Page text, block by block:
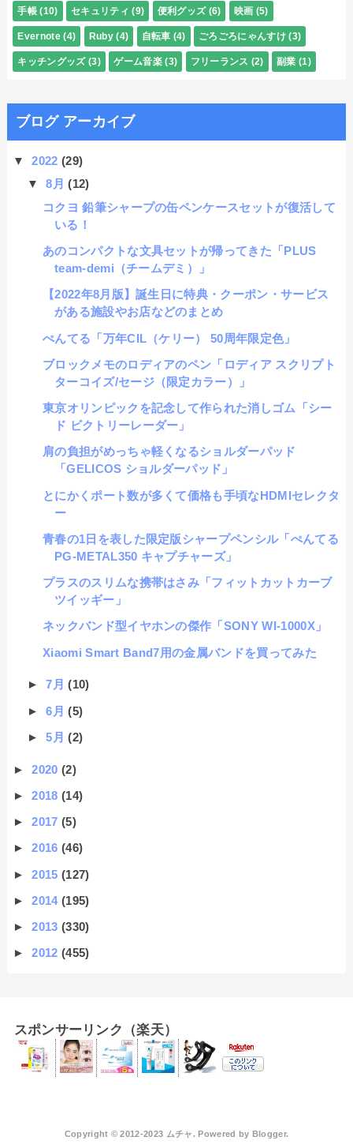
手帳 (10) セキュリティ (9) 便利グッズ (6) 映画 (5)
Evernote (4) Ruby (4) 自転車 (4) ごろごろにゃんすけ (3)
キッチングッズ (3) ゲーム音楽 (3) フリーランス (2) 副業 (1)
ブログ アーカイブ
▼2022(29)
▼8月(12)
コクヨ 鉛筆シャープの缶ペンケースセットが復活して
いる！
あのコンパクトな文具セットが帰ってきた「PLUS
team-demi（チームデミ）」
【2022年8月版】誕生日に特典・クーポン・サービス
がある施設やお店などのまとめ
ぺんてる「万年CIL（ケリー） 50周年限定色」
ブロックメモのロディアのペン「ロディア スクリプト
ターコイズ/セージ（限定カラー）」
東京オリンピックを記念して作られた消しゴム「シー
ド ビクトリーレーダー」
肩の負担がめっちゃ軽くなるショルダーパッド
「GELICOS ショルダーパッド」
とにかくポート数が多くて価格も手頃なHDMIセレクタ
ー
青春の1日を表した限定版シャープペンシル「ぺんてる
PG-METAL350 キャプチャーズ」
プラスのスリムな携帯はさみ「フィットカットカーブ
ツイッギー」
ネックバンド型イヤホンの傑作「SONY WI-1000X」
Xiaomi Smart Band7用の金属バンドを買ってみた
►7月(10)
►6月(5)
►5月(2)
►2020(2)
►2018(14)
►2017(5)
►2016(46)
►2015(127)
►2014(195)
►2013(330)
►2012(455)
スポンサーリンク（楽天）
Copyright © 2012-2023 ムチャ. Powered by Blogger.